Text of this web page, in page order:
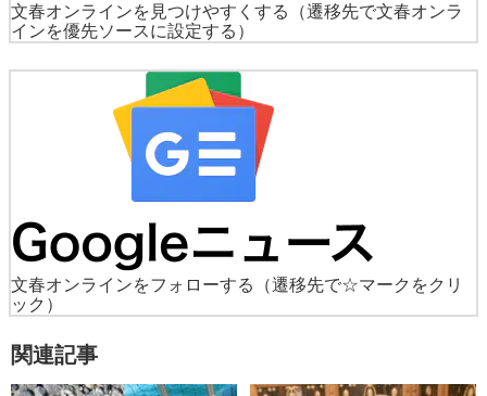
文春オンラインを見つけやすくする
（遷移先で文春オンラ
インを優先ソースに設定する）
文春オンラインをフォローする
（遷移先で☆マークをクリ
ック）
関連記事